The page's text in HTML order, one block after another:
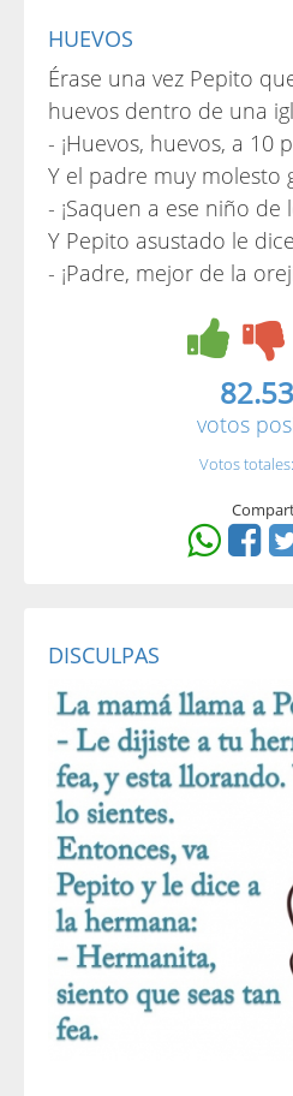
HUEVOS
Érase una vez Pepito
huevos dentro de una
- ¡Huevos, huevos, a 10
Y el padre muy molesto
- ¡Saquen a ese niño de
Y Pepito asustado le
- ¡Padre, mejor de la
votos
Votos totales:
DISCULPAS